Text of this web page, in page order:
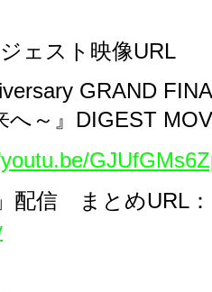
ェスト映像URL
GRAND
～』 DIGEST
」配信 まとめURL ：